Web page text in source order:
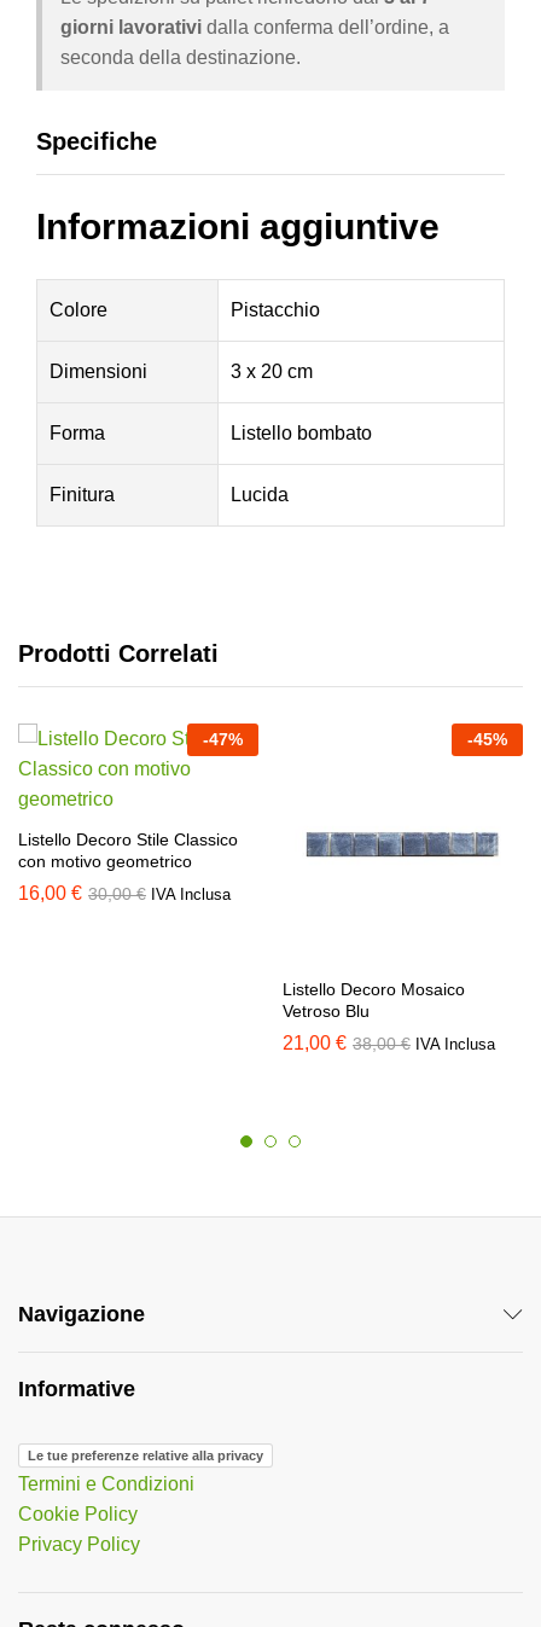
giorni lavorativi dalla conferma dell’ordine, a
seconda della destinazione.
Specifiche
Informazioni aggiuntive
Colore Pistacchio
Dimensioni 3 x 20 cm
Forma Listello bombato
Finitura Lucida
Prodotti Correlati
-47%
Listello Decoro Stile Classico
con motivo geometrico
16,00 € 30,00€ IVA Inclusa
-45%
Listello Decoro Mosaico
Vetroso Blu
21,00 € 38,00€ IVA Inclusa
Navigazione
Informative
Le tue preferenze relative alla privacy
Termini e Condizioni
Cookie Policy
Privacy Policy